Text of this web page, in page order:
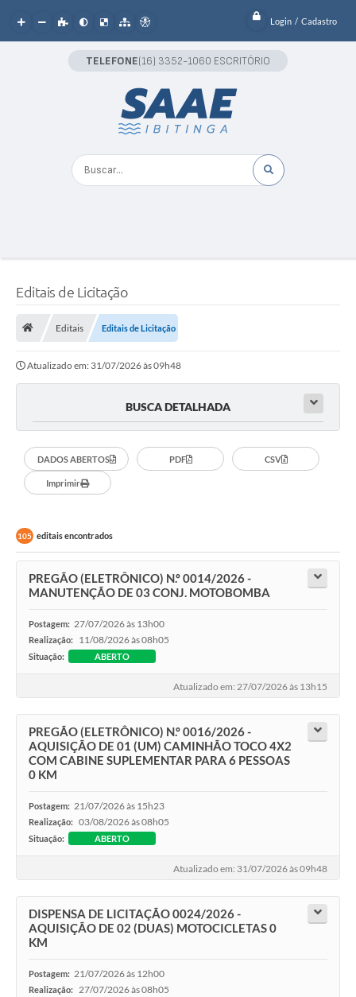
Login / Cadastro
Buscar...
TELEFONE(16) 3352-1060 ESCRITÓRIO
Editais de Licitação
Editais Editais de Licitação
Atualizado em: 31/07/2026 às 09h48
BUSCA DETALHADA
DADOS ABERTOS PDF CSV
Imprimir
105 editais encontrados
PREGÃO (ELETRÔNICO) N.º 0014/2026 -
MANUTENÇÃO DE 03 CONJ. MOTOBOMBA
Postagem: 27/07/2026 às 13h00
Realização: 11/08/2026 às 08h05
Situação: ABERTO
Atualizado em: 27/07/2026 às 13h15
PREGÃO (ELETRÔNICO) N.º 0016/2026 -
AQUISIÇÃO DE 01 (UM) CAMINHÃO TOCO 4X2
COM CABINE SUPLEMENTAR PARA 6 PESSOAS
0 KM
Postagem: 21/07/2026 às 15h23
Realização: 03/08/2026 às 08h05
Situação: ABERTO
Atualizado em: 31/07/2026 às 09h48
DISPENSA DE LICITAÇÃO 0024/2026 -
AQUISIÇÃO DE 02 (DUAS) MOTOCICLETAS 0
KM
Postagem: 21/07/2026 às 12h00
Realização: 27/07/2026 às 08h05